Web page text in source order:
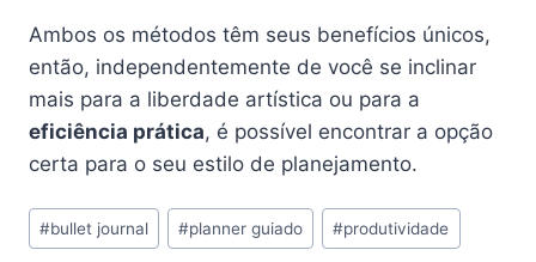
Ambos os métodos têm seus benefícios únicos,
então, independentemente de você se inclinar
mais para a liberdade artística ou para a
eficiência prática, é possível encontrar a opção
certa para o seu estilo de planejamento.
Tags
do
#bullet journal #planner guiado #produtividade